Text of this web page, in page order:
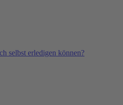
selbst erledigen können?